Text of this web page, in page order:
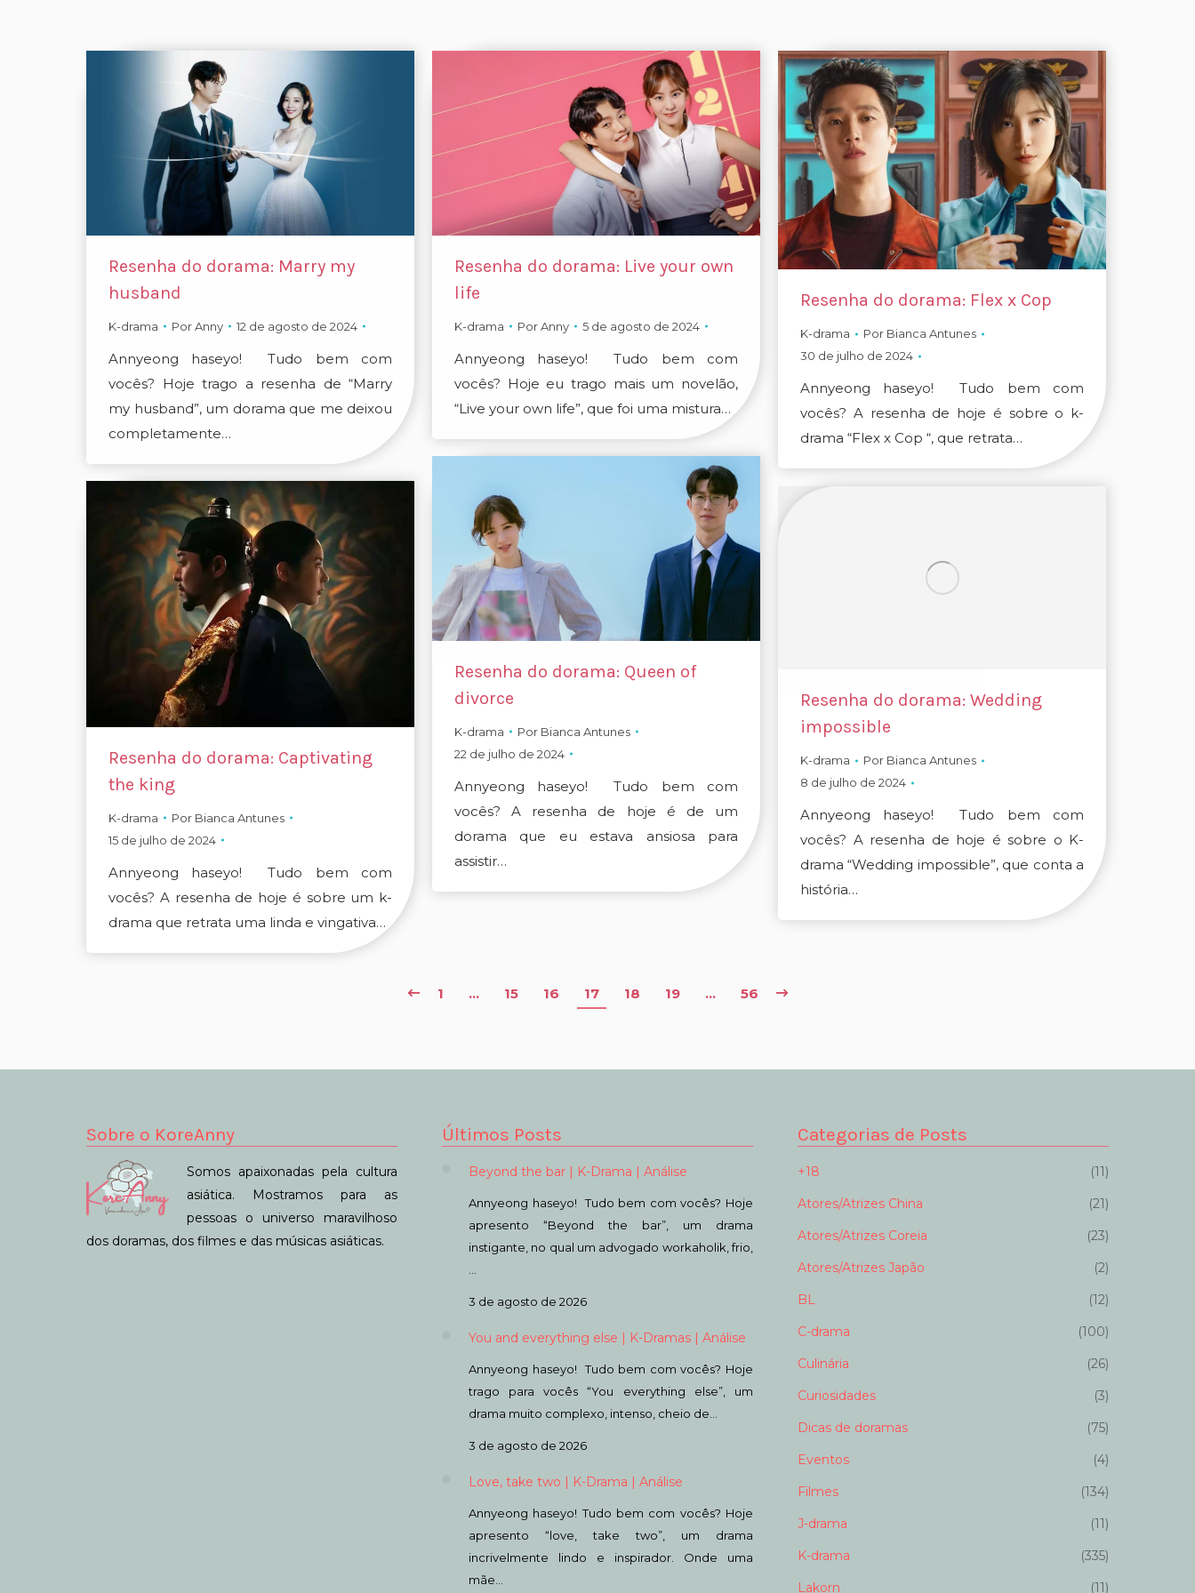
Resenha do dorama: Marry my
husband
K-drama PorAnny 12 de agosto de 2024
Annyeong haseyo! Tudo bem com
vocês? Hoje trago a resenha de “Marry
my husband”, um dorama que me deixou
completamente…
Resenha do dorama: Live your own
life
K-drama PorAnny 5 de agosto de 2024
Annyeong haseyo! Tudo bem com
vocês? Hoje eu trago mais um novelão,
“Live your own life”, que foi uma mistura…
Resenha do dorama: Flex x Cop
K-drama Por Bianca Antunes
30 de julho de 2024
Annyeong haseyo! Tudo bem com
vocês? A resenha de hoje é sobre o k-
drama “Flex x Cop “, que retrata…
Resenha do dorama: Queen of
divorce
K-drama Por Bianca Antunes
22 de julho de 2024
Annyeong haseyo! Tudo bem com
vocês? A resenha de hoje é de um
dorama que eu estava ansiosa para
assistir…
Resenha do dorama: Captivating
the king
K-drama Por Bianca Antunes
15 de julho de 2024
Annyeong haseyo! Tudo bem com
vocês? A resenha de hoje é sobre um k-
drama que retrata uma linda e vingativa…
Resenha do dorama: Wedding
impossible
K-drama Por Bianca Antunes
8 de julho de 2024
Annyeong haseyo! Tudo bem com
vocês? A resenha de hoje é sobre o K-
drama “Wedding impossible”, que conta a
história…
1 … 15 16 17 18 19 … 56
Sobre o KoreAnny
Somos apaixonadas pela cultura
asiática. Mostramos para as
pessoas o universo maravilhoso
dos doramas, dos filmes e das músicas asiáticas.
Últimos Posts
Beyond the bar | K-Drama | Análise
Annyeong haseyo! Tudo bem com vocês? Hoje
apresento “Beyond the bar”, um drama
instigante, no qual um advogado workaholik, frio,
3 de agosto de 2026
You and everything else | K-Dramas | Análise
Annyeong haseyo! Tudo bem com vocês? Hoje
trago para vocês “You everything else”, um
drama muito complexo, intenso, cheio de…
3 de agosto de 2026
Love, take two | K-Drama | Análise
Annyeong haseyo! Tudo bem com vocês? Hoje
apresento “love, take two”, um drama
incrivelmente lindo e inspirador. Onde uma
mãe…
Categorias de Posts
+18
(11)
Atores/Atrizes China
(21)
Atores/Atrizes Coreia
(23)
Atores/Atrizes Japão
(2)
BL
(12)
C-drama
(100)
Culinária
(26)
Curiosidades
(3)
Dicas de doramas
(75)
Eventos
(4)
Filmes
(134)
J-drama
(11)
K-drama
(335)
Lakorn
(11)